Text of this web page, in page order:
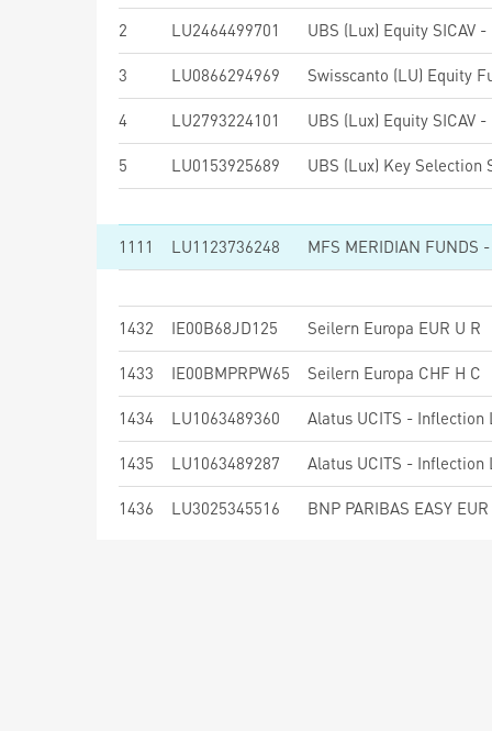
2 LU2464499701
3 LU0866294969
4 LU2793224101
5 LU0153925689
1111 LU1123736248
1432 IE00B68JD125 Seilern Europa EUR U R
1433 IE00BMPRPW65 Seilern Europa CHF H C
1434 LU1063489360 Alatus UCITS - Inflection
1435 LU1063489287 Alatus UCITS - Inflection
1436 LU3025345516